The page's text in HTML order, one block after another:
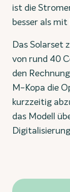
ist die
besser als mit
Das Solarset
von rund 40
den
M-Kopa die
kurzzeitig
das Modell